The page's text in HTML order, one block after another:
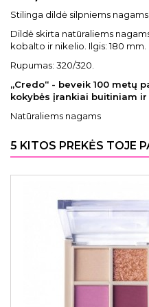
Stilinga dildė silpniems nagams
Dildė skirta natūraliems
kobalto ir nikelio. Ilgis: 180 mm.
Rupumas: 320/320.
„Credo“ - beveik 100 metų
kokybės įrankiai buitiniam
Natūraliems nagams
5 KITOS PREKĖS TOJE